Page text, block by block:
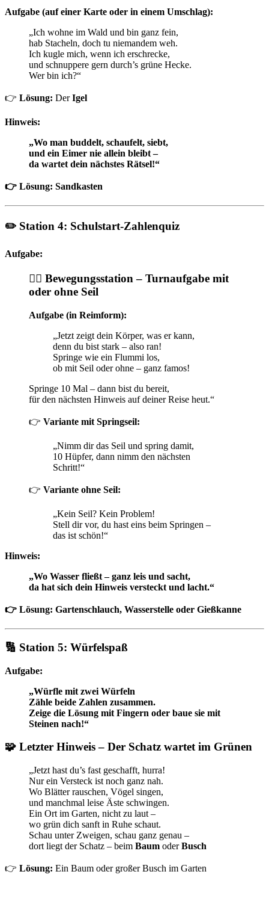
Aufgabe (auf einer Karte oder in einem Umschlag):
„Ich wohne im Wald und bin ganz fein,
hab Stacheln, doch tu niemandem weh.
Ich kugle mich, wenn ich erschrecke,
und schnuppere gern durch’s grüne Hecke.
Wer bin ich?“
👉 Lösung: DerIgel
Hinweis:
„Wo man buddelt, schaufelt, siebt,
und ein Eimer nie allein bleibt –
da wartet dein nächstes Rätsel!“
👉 Lösung: Sandkasten
✏️ Station 4: Schulstart-Zahlenquiz
Aufgabe:
🤸‍♂️ Bewegungsstation – Turnaufgabe mit
oder ohne Seil
Aufgabe (in Reimform):
„Jetzt zeigt dein Körper, was er kann,
denn du bist stark – also ran!
Springe wie ein Flummi los,
ob mit Seil oder ohne – ganz famos!
Springe 10 Mal – dann bist du bereit,
für den nächsten Hinweis auf deiner Reise heut.“
👉 Variante mit Springseil:
„Nimm dir das Seil und spring damit,
10 Hüpfer, dann nimm den nächsten
Schritt!“
👉 Variante ohne Seil:
„Kein Seil? Kein Problem!
Stell dir vor, du hast eins beim Springen –
das ist schön!“
Hinweis:
„Wo Wasser fließt – ganz leis und sacht,
da hat sich dein Hinweis versteckt und lacht.“
👉 Lösung: Gartenschlauch, Wasserstelle oder Gießkanne
🔢 Station 5: Würfelspaß
Aufgabe:
„Würfle mit zwei Würfeln
Zähle beide Zahlen zusammen.
Zeige die Lösung mit Fingern oder baue sie mit
Steinen nach!“
🧩 Letzter Hinweis – Der Schatz wartet im Grünen
„Jetzt hast du’s fast geschafft, hurra!
Nur ein Versteck ist noch ganz nah.
Wo Blätter rauschen, Vögel singen,
und manchmal leise Äste schwingen.
Ein Ort im Garten, nicht zu laut –
wo grün dich sanft in Ruhe schaut.
Schau unter Zweigen, schau ganz genau –
dort liegt der Schatz – beim Baum oderBusch
👉 Lösung: Ein Baum oder großer Busch im Garten